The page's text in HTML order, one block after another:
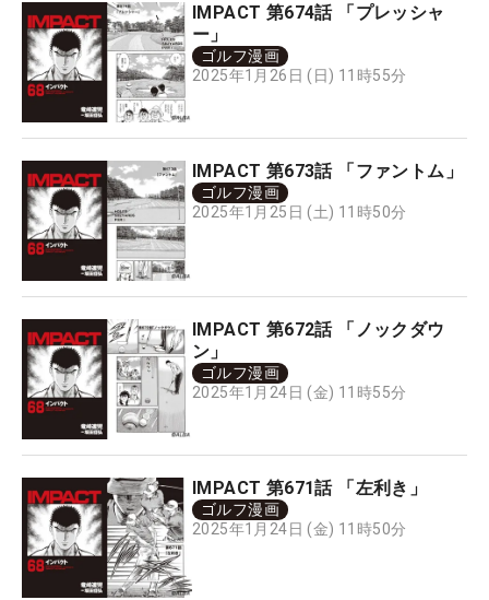
IMPACT 第674話 「プレッシャ
ー」
ゴルフ漫画
2025年1月26日 (日) 11時55分
IMPACT 第673話 「ファントム」
ゴルフ漫画
2025年1月25日 (土) 11時50分
IMPACT 第672話 「ノックダウ
ン」
ゴルフ漫画
2025年1月24日 (金) 11時55分
IMPACT 第671話 「左利き」
ゴルフ漫画
2025年1月24日 (金) 11時50分